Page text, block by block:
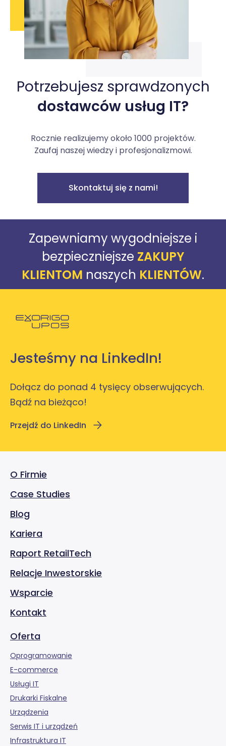
Potrzebujesz sprawdzonych
dostawców usług IT?
Rocznie realizujemy około 1000 projektów.
Zaufaj naszej wiedzy i profesjonalizmowi.
Skontaktuj się z nami!
Zapewniamy wygodniejsze i
bezpieczniejsze ZAKUPY
KLIENTOM naszych KLIENTÓW.
Jesteśmy na LinkedIn!
Dołącz do ponad 4 tysięcy obserwujących.
Bądź na bieżąco!
Przejdź do LinkedIn
O Firmie
Case Studies
Blog
Kariera
Raport RetailTech
Relacje Inwestorskie
Wsparcie
Kontakt
Oferta
Oprogramowanie
E-commerce
Usługi IT
Drukarki Fiskalne
Urządzenia
Serwis IT i urządzeń
Infrastruktura IT